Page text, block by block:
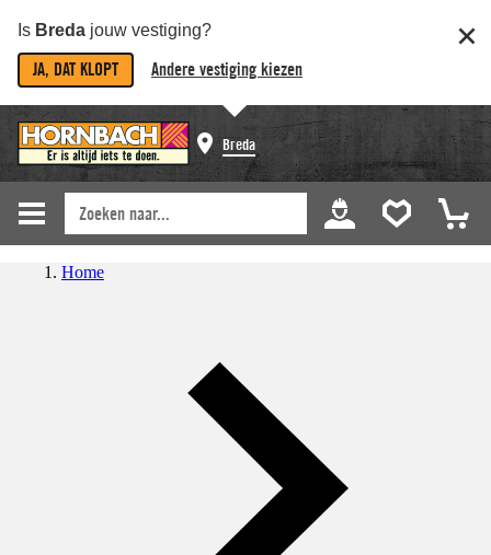
Is Breda jouw vestiging?
JA, DAT KLOPT Andere vestiging kiezen
Breda
Home